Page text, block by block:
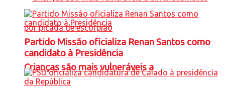
Crianças são mais vulneráveis a
Partido Missão oficializa Renan Santos como
candidato à Presidência